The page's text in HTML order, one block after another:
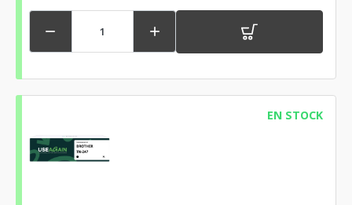
 
EN STOCK